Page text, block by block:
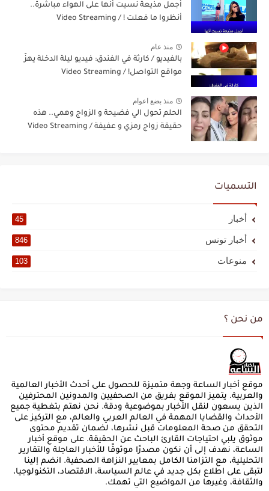
أجمل مذيعة نسيت أنها على الهواء مباشرة..
أنظروا ما فعلت ! / Video Streaming
منذ عام
بالفيديو / كارثة في الفندق: فيديو ليلة الدخلة يهزّ
مواقع التواصل! / Video Streaming
منذ بضع اعوام
الحلم تحول الي فضيحة و الزواج وهمي.. هذه
حقيقة زواج رمزي و عفيفة / Video Streaming
التسميات
أخبار 45
أخبار تونس 846
منوعات 103
من نحن ؟
موقع أخبار الساعة وجهة متميزة للحصول على أحدث الأخبار العالمية
والعربية. يتميز الموقع بفريق من الصحفيين والمدونين المحترفين
الذين يسعون لنقل الأخبار بموضوعية ودقة. نحن نهتم بتغطية جميع
الأحداث والقضايا المهمة في العالم العربي والعالم، مع التركيز على
التحقق من صحة المعلومات قبل نشرها، لضمان تقديم محتوى
موثوق يلبي احتياجات القارئ الباحث عن الحقيقة. على موقع أخبار
الساعة، نهدف إلى أن نكون مصدرًا موثوقًا للأخبار العاجلة والتقارير
التحليلية، مع التزامنا الكامل بمعايير النزاهة الصحفية. انضم إلينا
لتبقى على اطلاع بكل جديد في عالم السياسة، الاقتصاد، التكنولوجيا،
والثقافة، وغيرها من المواضيع التي تهمك.